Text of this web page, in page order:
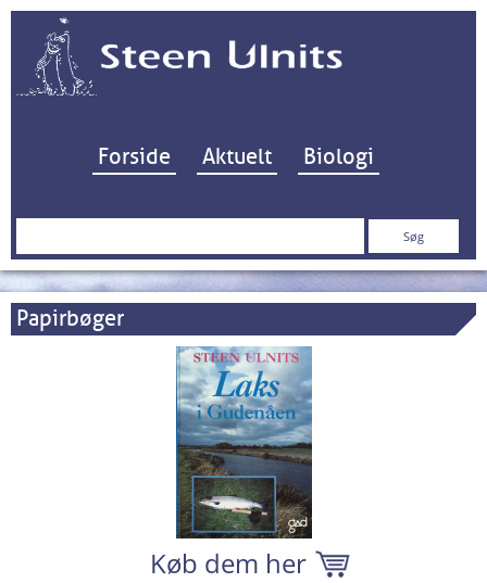
Hop til indhold
Forside Aktuelt Biologi
Søg
Papirbøger
Køb dem her